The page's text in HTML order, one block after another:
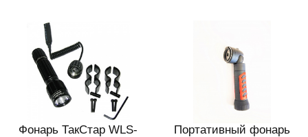
Фонарь ТакСтар WLS-
Портативный фонарь